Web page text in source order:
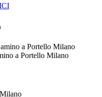
a Portello Milano